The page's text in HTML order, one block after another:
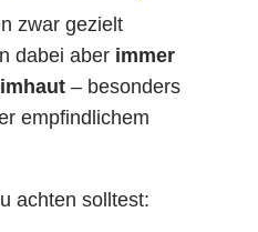
zwar gezielt
dabei aber immer
– besonders
empfindlichem
achten solltest: